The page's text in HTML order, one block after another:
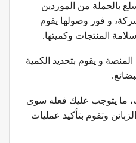
بالجملة من الموردين
و فور وصولها يقوم
المنتجات وكميتها.
و يقوم بتحديد الكمية
ما يتوجب عليك فعله سوى
وتقوم بتأكيد عمليات